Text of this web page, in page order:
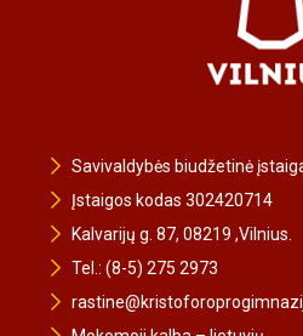
Savivaldybės biudžetinė
Įstaigos kodas 302420714
Kalvarijų g. 87, 08219 ,Vilnius.
Tel.: (8-5) 275 2973